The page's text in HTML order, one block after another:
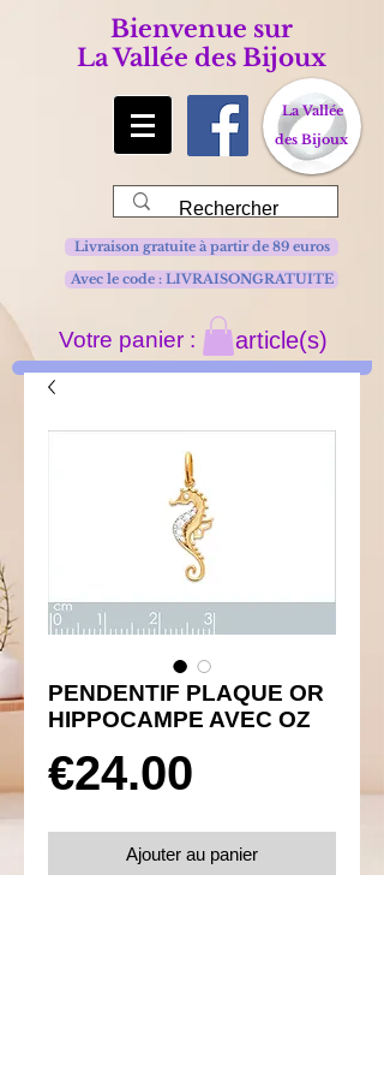
Bienvenue sur
La Vallée des Bijoux
La Vallée
des Bijoux
Avec le code : LIVRAISONGRATUITE
Livraison gratuite à partir de 89 euros
Votre panier : article(s)
PENDENTIF PLAQUE OR
HIPPOCAMPE AVEC OZ
€24.00
Ajouter au panier